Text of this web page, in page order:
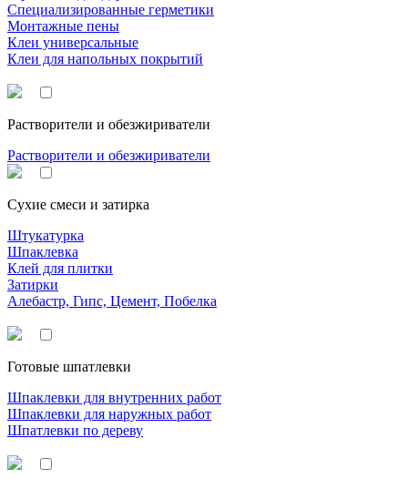
Специализированные герметики
Монтажные пены
Клеи универсальные
Клеи для напольных покрытий
Растворители и обезжириватели
Растворители и обезжириватели
Сухие смеси и затирка
Штукатурка
Шпаклевка
Клей для плитки
Затирки
Алебастр, Гипс, Цемент, Побелка
Готовые шпатлевки
Шпаклевки для внутренних работ
Шпаклевки для наружных работ
Шпатлевки по дереву